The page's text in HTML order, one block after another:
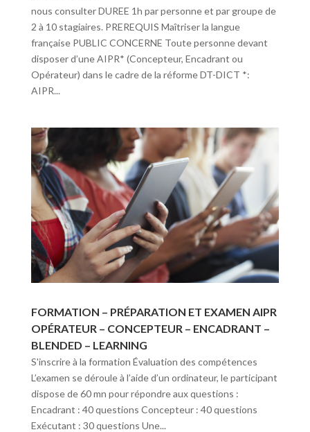
nous consulter DUREE 1h par personne et par groupe de
2 à 10 stagiaires. PREREQUIS Maîtriser la langue
française PUBLIC CONCERNE Toute personne devant
disposer d’une AIPR* (Concepteur, Encadrant ou
Opérateur) dans le cadre de la réforme DT-DICT *:
AIPR...
FORMATION – PRÉPARATION ET EXAMEN AIPR
OPÉRATEUR – CONCEPTEUR – ENCADRANT –
BLENDED – LEARNING
S'inscrire à la formation Évaluation des compétences
L’examen se déroule à l’aide d’un ordinateur, le participant
dispose de 60 mn pour répondre aux questions :
Encadrant : 40 questions Concepteur : 40 questions
Exécutant : 30 questions Une...